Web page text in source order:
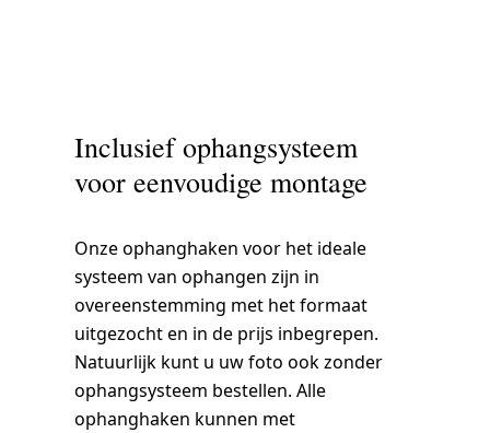
Inclusief ophangsysteem
voor eenvoudige montage
Onze ophanghaken voor het ideale
systeem van ophangen zijn in
overeenstemming met het formaat
uitgezocht en in de prijs inbegrepen.
Natuurlijk kunt u uw foto ook zonder
ophangsysteem bestellen. Alle
ophanghaken kunnen met